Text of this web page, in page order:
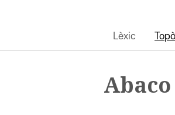
Lèxic
Abaco